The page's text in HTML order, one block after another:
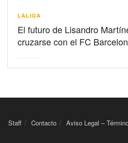
LALIGA
El futuro de Lisandro
cruzarse con el FC
Staff Contacto Aviso Legal –